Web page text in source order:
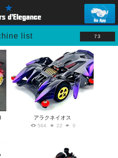
list 73
アラクネイオス
564 22 0